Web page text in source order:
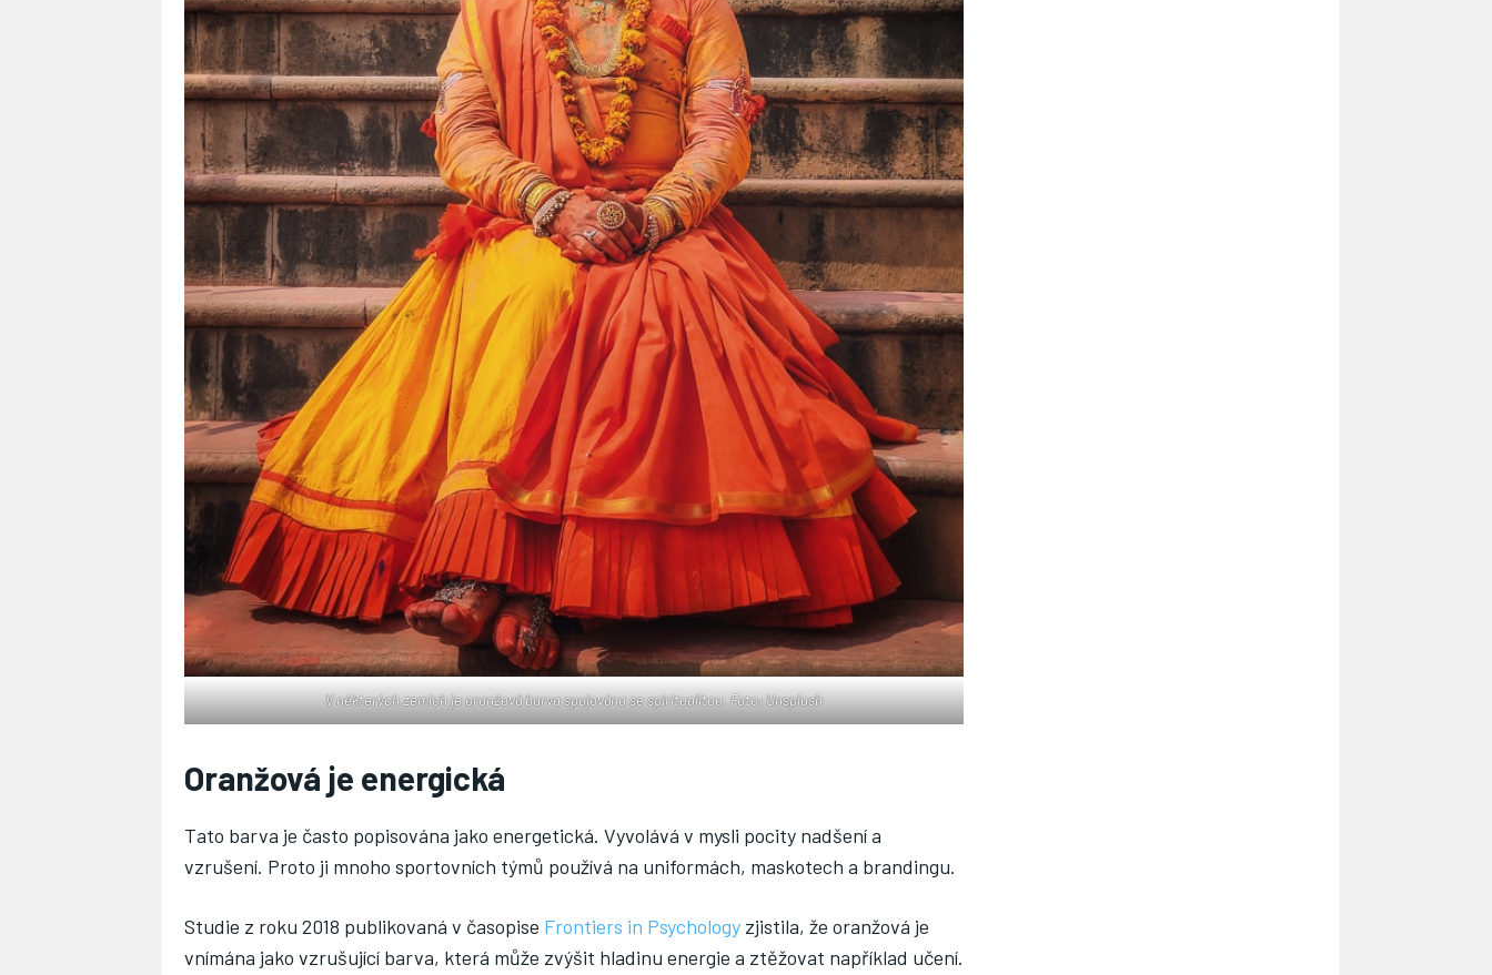
V některých zemích je oranžová barva spojována se spiritualitou. Foto: Unsplash
Oranžová je energická
Tato barva je často popisována jako energetická. Vyvolává v mysli pocity nadšení a
vzrušení. Proto ji mnoho sportovních týmů používá na uniformách, maskotech a brandingu.
Studie z roku 2018 publikovaná v časopise Frontiers in Psychology zjistila, že oranžová je
vnímána jako vzrušující barva, která může zvýšit hladinu energie a ztěžovat například učení.